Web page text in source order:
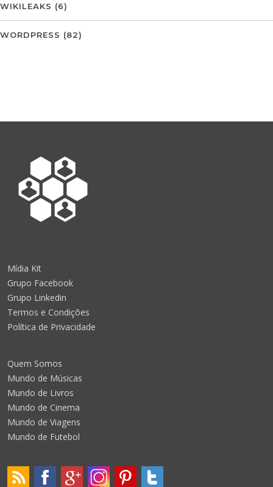
WIKILEAKS (6)
WORDPRESS (82)
Mídia Kit
Grupo Facebook
Grupo Linkedin
Termos e Condições
Política de Privacidade
Quem Somos
Mundo de Músicas
Mundo de Livros
Mundo de Cinema
Mundo de Viagens
Mundo de Futebol